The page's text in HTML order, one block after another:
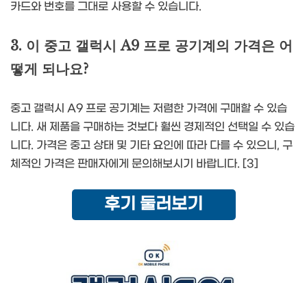
카드와 번호를 그대로 사용할 수 있습니다.
3. 이 중고 갤럭시 A9 프로 공기계의 가격은 어
떻게 되나요?
중고 갤럭시 A9 프로 공기계는 저렴한 가격에 구매할 수 있습
니다. 새 제품을 구매하는 것보다 훨씬 경제적인 선택일 수 있습
니다. 가격은 중고 상태 및 기타 요인에 따라 다를 수 있으니, 구
체적인 가격은 판매자에게 문의해보시기 바랍니다. [3]
후기 둘러보기